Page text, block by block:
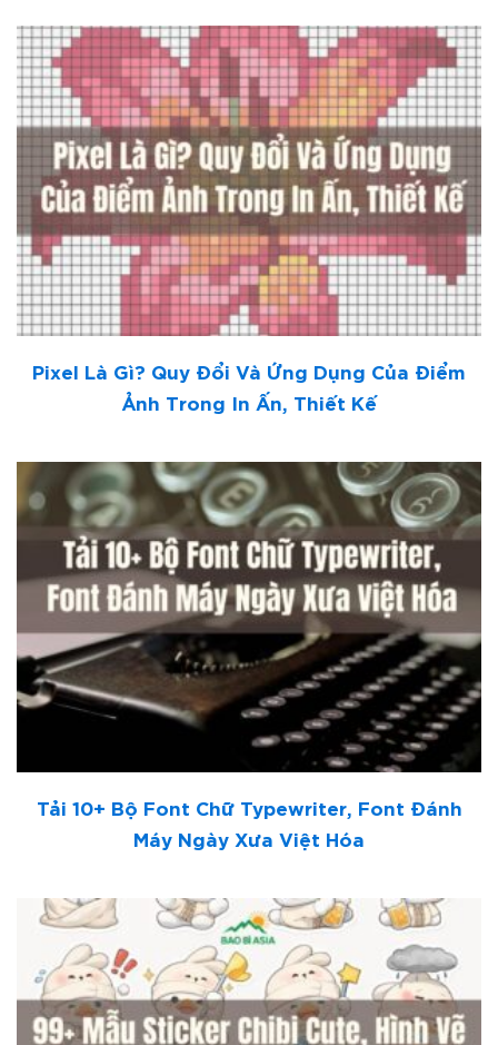
Pixel Là Gì? Quy Đổi Và Ứng Dụng Của Điểm
Ảnh Trong In Ấn, Thiết Kế
Tải 10+ Bộ Font Chữ Typewriter, Font Đánh
Máy Ngày Xưa Việt Hóa